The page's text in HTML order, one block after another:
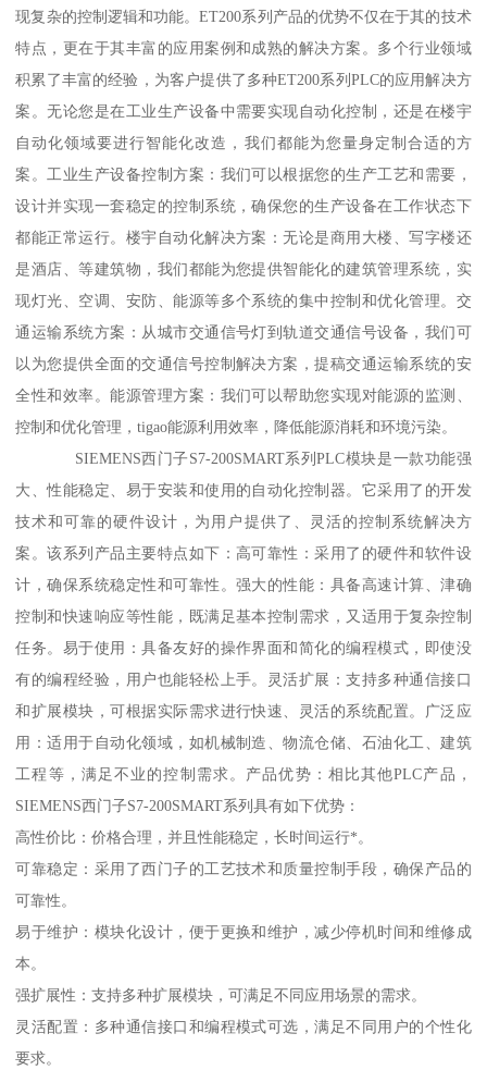
现复杂的控制逻辑和功能。ET200系列产品的优势不仅在于其的技术
特点，更在于其丰富的应用案例和成熟的解决方案。多个行业领域
积累了丰富的经验，为客户提供了多种ET200系列PLC的应用解决方
案。无论您是在工业生产设备中需要实现自动化控制，还是在楼宇
自动化领域要进行智能化改造，我们都能为您量身定制合适的方
案。工业生产设备控制方案：我们可以根据您的生产工艺和需要，
设计并实现一套稳定的控制系统，确保您的生产设备在工作状态下
都能正常运行。楼宇自动化解决方案：无论是商用大楼、写字楼还
是酒店、等建筑物，我们都能为您提供智能化的建筑管理系统，实
现灯光、空调、安防、能源等多个系统的集中控制和优化管理。交
通运输系统方案：从城市交通信号灯到轨道交通信号设备，我们可
以为您提供全面的交通信号控制解决方案，提稿交通运输系统的安
全性和效率。能源管理方案：我们可以帮助您实现对能源的监测、
控制和优化管理，tigao能源利用效率，降低能源消耗和环境污染。
SIEMENS西门子S7-200SMART系列PLC模块是一款功能强
大、性能稳定、易于安装和使用的自动化控制器。它采用了的开发
技术和可靠的硬件设计，为用户提供了、灵活的控制系统解决方
案。该系列产品主要特点如下：高可靠性：采用了的硬件和软件设
计，确保系统稳定性和可靠性。强大的性能：具备高速计算、津确
控制和快速响应等性能，既满足基本控制需求，又适用于复杂控制
任务。易于使用：具备友好的操作界面和简化的编程模式，即使没
有的编程经验，用户也能轻松上手。灵活扩展：支持多种通信接口
和扩展模块，可根据实际需求进行快速、灵活的系统配置。广泛应
用：适用于自动化领域，如机械制造、物流仓储、石油化工、建筑
工程等，满足不业的控制需求。产品优势：相比其他PLC产品，
SIEMENS西门子S7-200SMART系列具有如下优势：
高性价比：价格合理，并且性能稳定，长时间运行*。
可靠稳定：采用了西门子的工艺技术和质量控制手段，确保产品的
可靠性。
易于维护：模块化设计，便于更换和维护，减少停机时间和维修成
本。
强扩展性：支持多种扩展模块，可满足不同应用场景的需求。
灵活配置：多种通信接口和编程模式可选，满足不同用户的个性化
要求。